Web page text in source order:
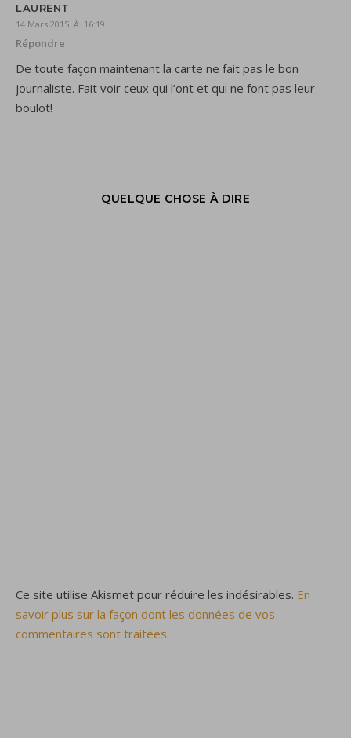
LAURENT
14 Mars 2015 À 16:19
Répondre
De toute façon maintenant la carte ne fait pas le bon
journaliste. Fait voir ceux qui l’ont et qui ne font pas leur
boulot!
QUELQUE CHOSE À DIRE
Ce site utilise Akismet pour réduire les indésirables. En
savoir plus sur la façon dont les données de vos
commentaires sont traitées.